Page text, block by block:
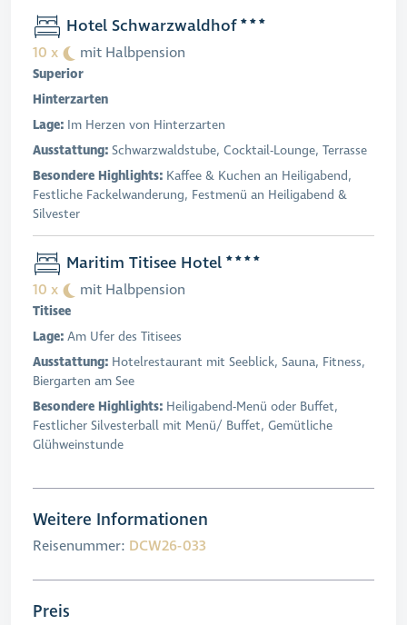
Hotel Schwarzwaldhof
10 x mit Halbpension
Superior
Hinterzarten
Lage: Im Herzen von Hinterzarten
Ausstattung: Schwarzwaldstube, Cocktail-Lounge, Terrasse
Besondere Highlights: Kaffee & Kuchen an Heiligabend,
Festliche Fackelwanderung, Festmenü an Heiligabend &
Silvester
Maritim Titisee Hotel
10 x mit Halbpension
Titisee
Lage: Am Ufer des Titisees
Ausstattung: Hotelrestaurant mit Seeblick, Sauna, Fitness,
Biergarten am See
Besondere Highlights: Heiligabend-Menü oder Buffet,
Festlicher Silvesterball mit Menü/ Buffet, Gemütliche
Glühweinstunde
Weitere Informationen
Reisenummer: DCW26-033
Preis